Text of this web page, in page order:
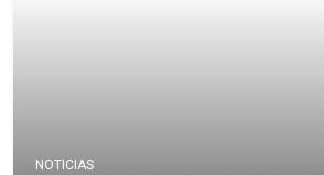
NOTICIAS